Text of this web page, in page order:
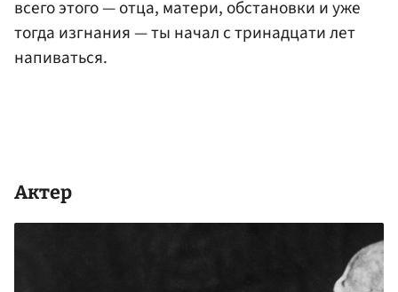
всего этого — отца, матери, обстановки и уже
тогда изгнания — ты начал с тринадцати лет
напиваться.
Актер